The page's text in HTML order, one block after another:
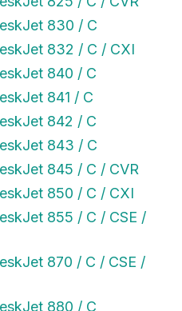
830 / C
832 / C / CXI
840 / C
841 / C
842 / C
843 / C
845 / C / CVR
850 / C / CXI
855 / C / CSE /
870 / C / CSE /
880 / C